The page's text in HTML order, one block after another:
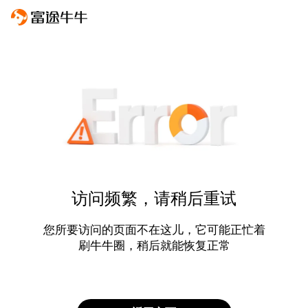
访问频繁，请稍后重试
您所要访问的页面不在这儿，它可能正忙着
刷牛牛圈，稍后就能恢复正常